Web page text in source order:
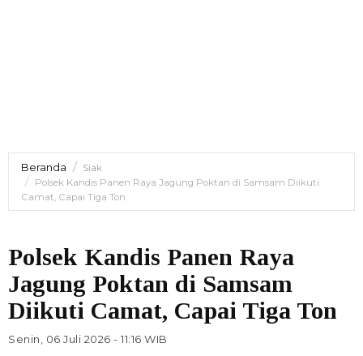
Beranda
Siak
Polsek Kandis Panen Raya Jagung Poktan di Samsam Diikuti
Camat, Capai Tiga Ton
Polsek Kandis Panen Raya
Jagung Poktan di Samsam
Diikuti Camat, Capai Tiga Ton
Senin, 06 Juli 2026 - 11:16 WIB